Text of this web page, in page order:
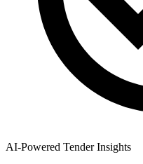
AI-Powered Tender Insights